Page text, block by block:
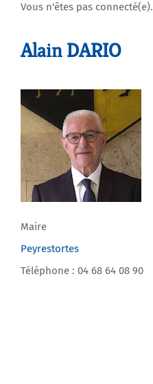
Agenda
Vous n'êtes pas connecté(e).
Alain DARIO
Maire
Peyrestortes
Téléphone : 04 68 64 08 90